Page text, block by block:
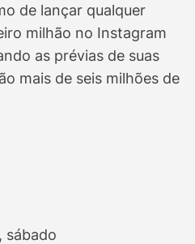
de lançar qualquer
milhão no Instagram
as prévias de suas
mais de seis milhões de
sábado